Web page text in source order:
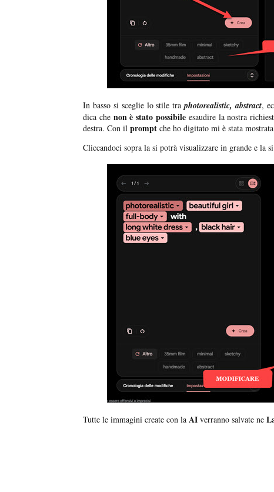
In basso si sceglie lo stile tra photorealistic, abstract,
dica che non è stato possibileesaudire la nostra
destra. Con il prompt che ho digitato mi è stata
Cliccandoci sopra la si potrà visualizzare in grande e la
Tutte le immagini create con la AI verranno salvate ne